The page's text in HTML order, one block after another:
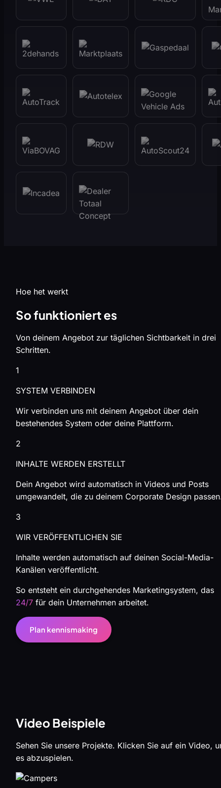
Hoe het werkt
So funktioniert es
Von deinem Angebot zur täglichen Sichtbarkeit in drei
Schritten.
1
SYSTEM VERBINDEN
Wir verbinden uns mit deinem Angebot über dein
bestehendes System oder deine Plattform.
2
INHALTE WERDEN ERSTELLT
Dein Angebot wird automatisch in Videos und Posts
umgewandelt, die zu deinem Corporate Design
3
WIR VERÖFFENTLICHEN SIE
Inhalte werden automatisch auf deinen Social-Media-
Kanälen veröffentlicht.
So entsteht ein durchgehendes Marketingsystem, das
24/7 für dein Unternehmen arbeitet.
Plan kennismaking
Video Beispiele
Sehen Sie unsere Projekte. Klicken Sie auf ein Video,
es abzuspielen.